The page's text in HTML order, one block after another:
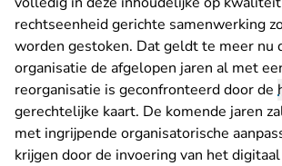
rechtseenheid gerichte samenwerking
worden gestoken. Dat geldt te meer nu
organisatie de afgelopen jaren al met
reorganisatie is geconfronteerd door de
gerechtelijke kaart. De komende jaren
met ingrijpende organisatorische
krijgen door de invoering van het